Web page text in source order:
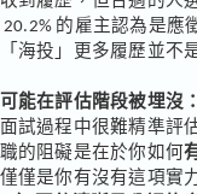
的雇主認為是應
海投」更多履歷並不
能在評估階段被埋沒
試過程中很難精準評
的阻礙是在於你如何
僅是你有沒有這項實